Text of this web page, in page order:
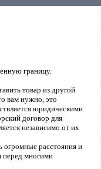
границу.
товар из другой
вам нужно, это
юридическими
договор для
независимо от их
огромные расстояния и
перед многими